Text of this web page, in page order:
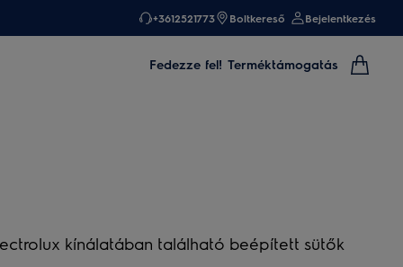
+3612521773 Boltkereső Bejelentkezés
Fedezze fel! Terméktámogatás
kínálatában található beépített sütők